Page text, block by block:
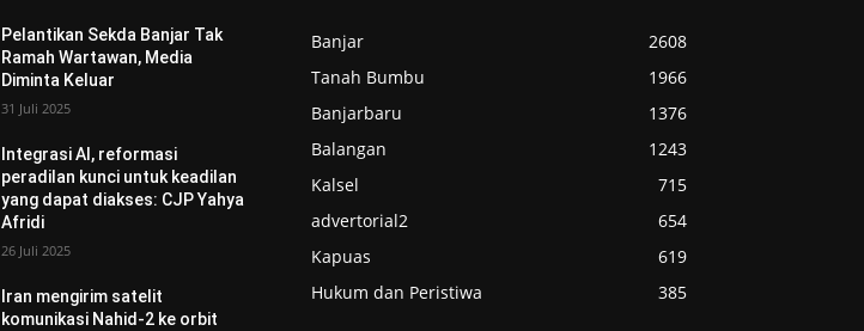
Pelantikan Sekda Banjar Tak
Ramah Wartawan, Media
Diminta Keluar
31 Juli 2025
Integrasi AI, reformasi
peradilan kunci untuk keadilan
yang dapat diakses: CJP Yahya
Afridi
26 Juli 2025
Iran mengirim satelit
komunikasi Nahid-2 ke orbit
Banjar
2608
Tanah Bumbu
1966
Banjarbaru
1376
Balangan
1243
Kalsel
715
advertorial2
654
Kapuas
619
Hukum dan Peristiwa
385